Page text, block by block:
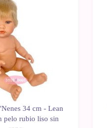
34 cm - Lean
pelo rubio liso sin